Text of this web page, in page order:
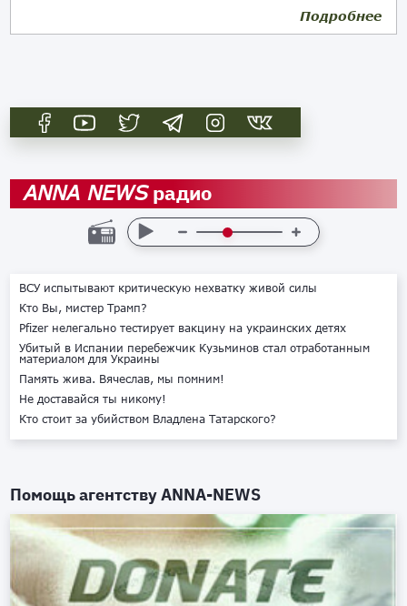
Подробнее
ANNA NEWSрадио
ВСУ испытывают критическую нехватку живой силы
Кто Вы, мистер Трамп?
Pfizer нелегально тестирует вакцину на украинских детях
Убитый в Испании перебежчик Кузьминов стал отработанным
материалом для Украины
Память жива. Вячеслав, мы помним!
Не доставайся ты никому!
Кто стоит за убийством Владлена Татарского?
Помощь агентствуANNA-NEWS